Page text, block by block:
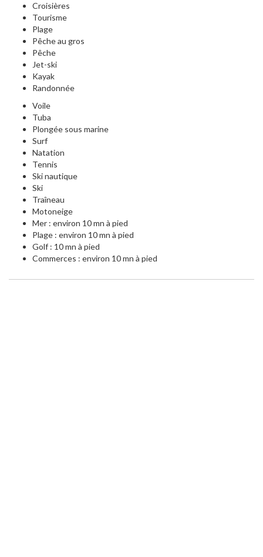
Croisières
Tourisme
Plage
Pêche au gros
Pêche
Jet-ski
Kayak
Randonnée
Voile
Tuba
Plongée sous marine
Surf
Natation
Tennis
Ski nautique
Ski
Traîneau
Motoneige
Mer : environ 10 mn à pied
Plage : environ 10 mn à pied
Golf : 10 mn à pied
Commerces : environ 10 mn à pied